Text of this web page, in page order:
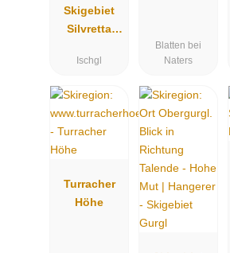
Skigebiet
Silvretta
Ischgl -
Ischgl
Blatten bei
Naters
Turracher
Höhe